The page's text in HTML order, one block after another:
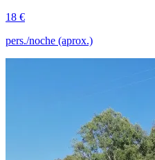
18 €
pers./noche (aprox.)